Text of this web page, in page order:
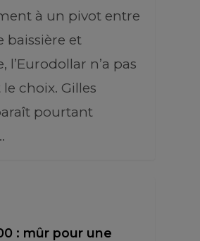
à un pivot entre
baissière et
l’Eurodollar n’a pas
choix. Gilles
pourtant
: mûr pour une